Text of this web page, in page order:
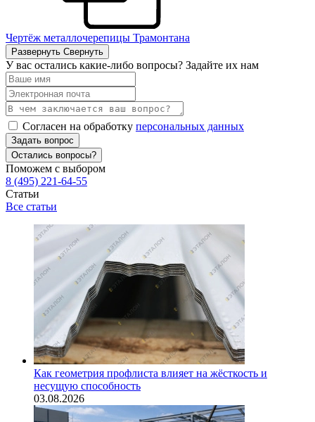
Чертёж металлочерепицы Трамонтана
Развернуть Свернуть
У вас остались какие-либо вопросы? Задайте их нам
Согласен на обработку персональных данных
Задать вопрос
Остались вопросы?
Поможем с выбором
8 (495) 221-64-55
Статьи
Все статьи
Как геометрия профлиста влияет на жёсткость и
несущую способность
03.08.2026